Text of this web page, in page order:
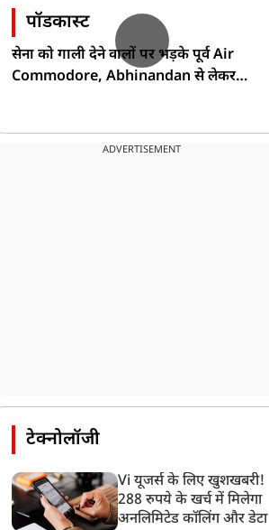
पॉडकास्ट
सेना को गाली देने वालों पर भड़के पूर्व Air
Commodore, Abhinandan से लेकर
ADVERTISEMENT
टेक्नोलॉजी
Vi यूजर्स के लिए खुशखबरी!
288 रुपये के खर्च में मिलेगा
अनलिमिटेड कॉलिंग और डेटा